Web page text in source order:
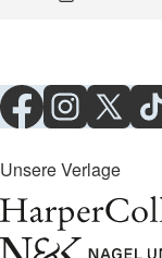
Unsere Verlage